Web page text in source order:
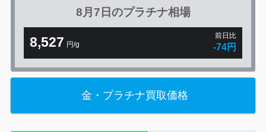
8月7日のプラチナ相場
8,527 円/g
前日比
-74円
金・プラチナ買取価格